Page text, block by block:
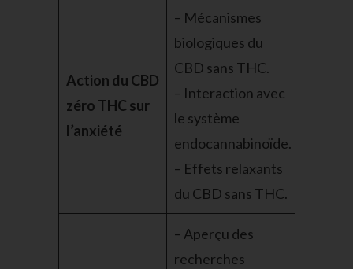
Action du CBD
zéro THC sur
l’anxiété
– Mécanismes
biologiques du
CBD sans THC.
– Interaction avec
le système
endocannabinoïde.
– Effets relaxants
du CBD sans THC.
– Aperçu des
recherches